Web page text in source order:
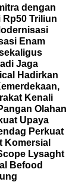
dengan
Triliun
Enam
Jaga
Hadirkan
Kenali
Olahan
Upaya
Perkuat
Komersial
Lysaght
Befood